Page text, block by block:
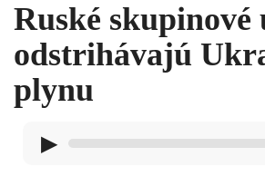
Ruské skupinové
odstrihávajú
plynu
▶